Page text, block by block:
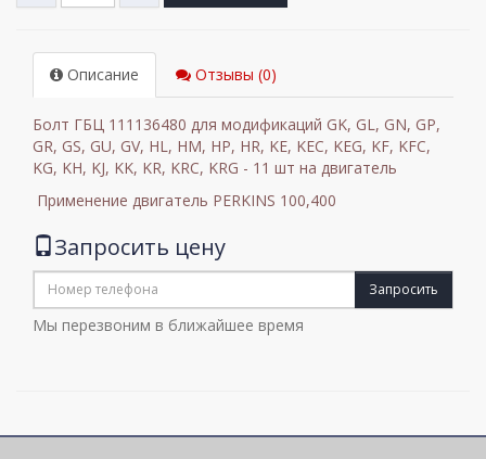
Описание Отзывы (0)
Болт ГБЦ 111136480 для модификаций GK, GL, GN, GP,
GR, GS, GU, GV, HL, HM, HP, HR, KE, KEC, KEG, KF, KFC,
KG, KH, KJ, KK, KR, KRC, KRG - 11 шт на двигатель
Применение двигатель PERKINS 100,400
Запросить цену
Запросить
Мы перезвоним в ближайшее время